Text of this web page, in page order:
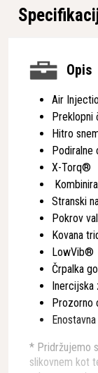
Opis
Air
Preklopni
Hitro
Podiralne
X-Torq®
Stranski
Pokrov
Kovana
LowVib®
Črpalka
Inercijska
Prozorno
* Pridržujemo
slikovnem kot